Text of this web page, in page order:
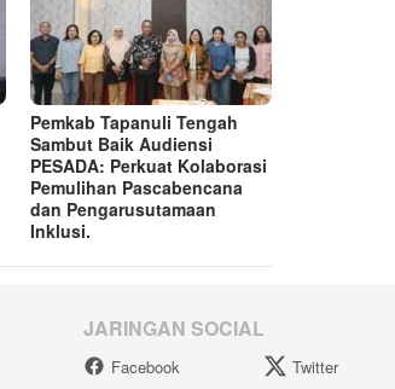
Pemkab Tapanuli Tengah
Sambut Baik Audiensi
PESADA: Perkuat Kolaborasi
Pemulihan Pascabencana
dan Pengarusutamaan
Inklusi.
JARINGAN SOCIAL
Facebook Twitter